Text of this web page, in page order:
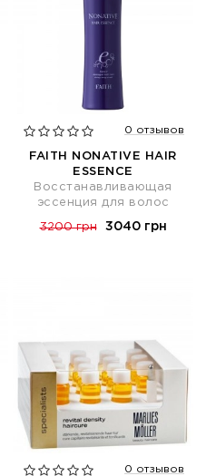
0 отзывов
FAITH NONATIVE HAIR
ESSENCE
Восстанавливающая
эссенция для волос
3200 грн 3040 грн
0 отзывов